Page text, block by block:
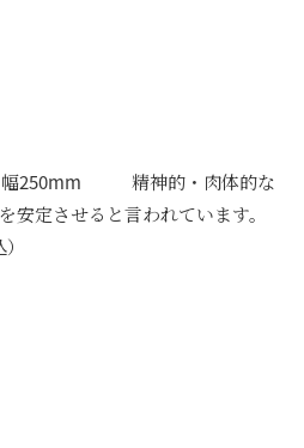
幅250mm 精神的・肉体的な
安定させると言われています。